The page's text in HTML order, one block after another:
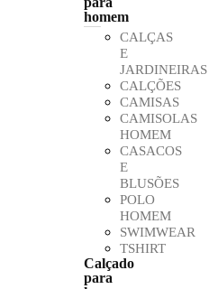
homem
CALÇAS
E
JARDINEIRAS
CALÇÕES
CAMISAS
CAMISOLAS
HOMEM
CASACOS
E
BLUSÕES
POLO
HOMEM
SWIMWEAR
TSHIRT
Calçado
para